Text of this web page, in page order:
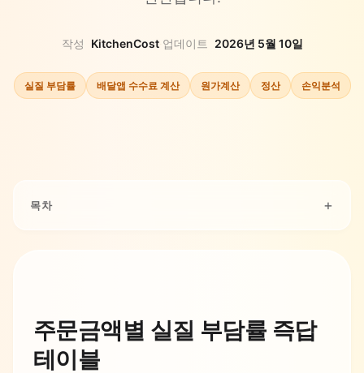
작성 KitchenCost· 업데이트 2026년 5월 10일
실질 부담률 배달앱 수수료 계산 원가계산 정산 손익분석
목차
주문금액별 실질 부담률 즉답
테이블